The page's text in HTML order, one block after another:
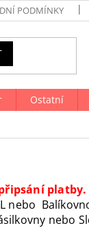
PODMÍNKY
Ostatní
platby.
nebo
nebo